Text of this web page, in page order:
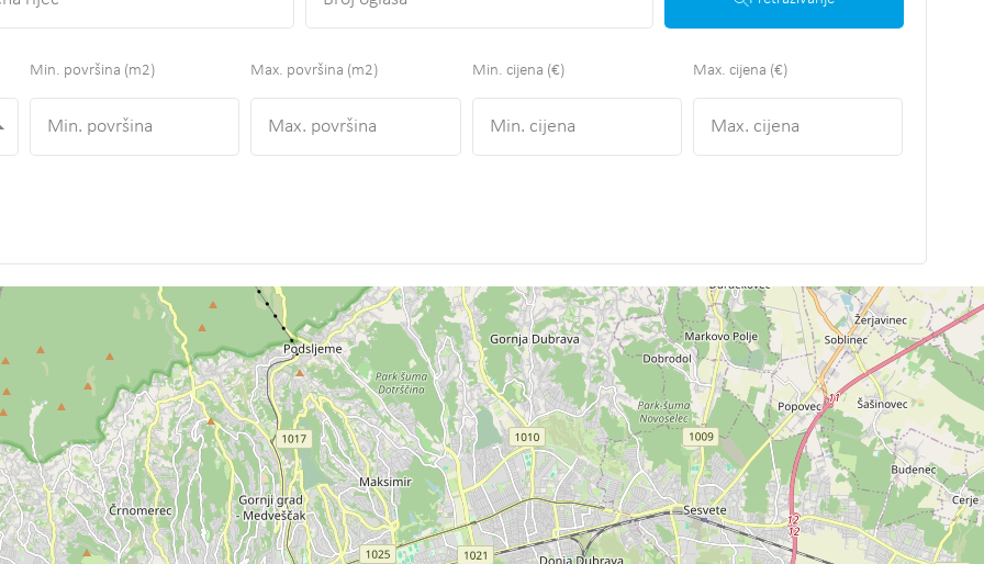
Min. površina (m2) Max. površina (m2) Min. cijena (€) Max. cijena (€)